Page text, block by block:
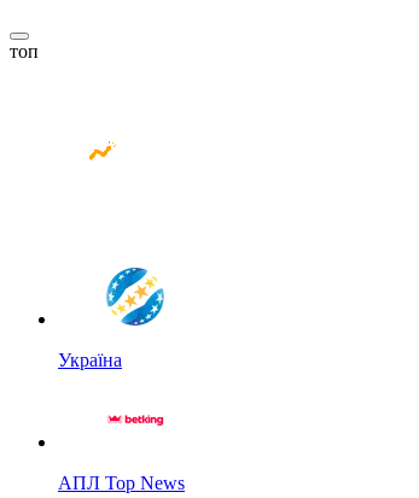
топ
Україна
АПЛ Top News